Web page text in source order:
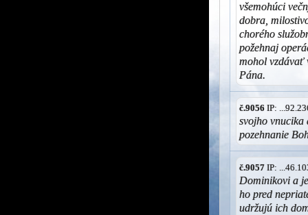
všemohúci
dobra,
chorého
požehnaj
mohol vzdávať
Pána.
č.9056 IP:
svojho vnucika
pozehnanie
č.9057 IP:
Dominikovi a
ho pred
udržujú ich